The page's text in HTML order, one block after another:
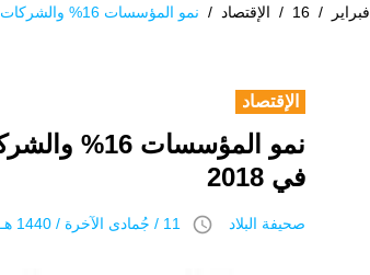
فبراير /
16
/ الإقتصاد / نمو المؤسسات 16% والشركات ذات المسؤولية المحدودة 11% في 2018
الإقتصاد
في 2018
صحيفة البلاد access_time 11 / جُمادى اﻵخرة / 1440 هـ 16 فبراير 2019